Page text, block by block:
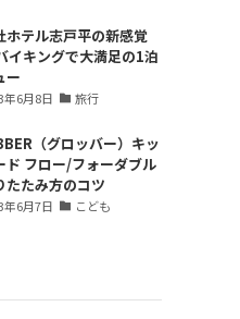
ホテル志戸平の新感覚
イキングで大満足の1泊
ー
年6月8日 旅行
（グロッバー）キッ
ド フロー/フォーダブル
たたみ方のコツ
年6月7日 こども